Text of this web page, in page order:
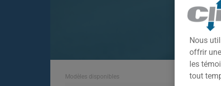
Modèles disponibles
Nous
offrir
les
tout